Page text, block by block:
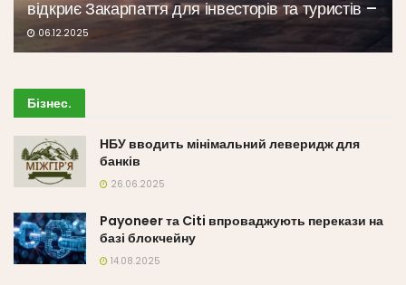
відкриє Закарпаття для інвесторів та туристів –
06.12.2025
Бізнес.
НБУ вводить мінімальний леверидж для
банків
26.06.2025
Payoneer та Citi впроваджують перекази на
базі блокчейну
14.08.2025